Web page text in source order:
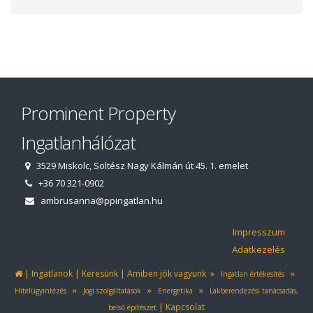
Prominent Property
Ingatlanhálózat
3529 Miskolc, Soltész Nagy Kálmán út 45. 1. emelet
+36 70 321-0902
ambrusanna@ppingatlan.hu
Impresszum
Adatkezelés
| Ingatlanok| Keresünk| Amiben jók vagyunk» Ingatlan értékesítés»
Hitelügyintézés » Jogi szolgáltatások » Energetika »
Lakberendezési tanácsadás,
belső építészet | Kapcsolat